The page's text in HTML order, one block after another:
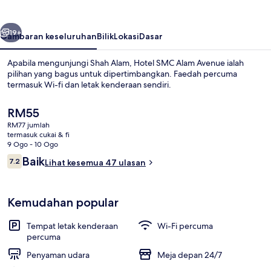
Meja sambut tetamu
Seterusnya
19+
Gambaran keseluruhanBilikLokasiDasar
Apabila mengunjungi Shah Alam, Hotel SMC Alam Avenue ialah
pilihan yang bagus untuk dipertimbangkan. Faedah percuma
termasuk Wi-fi dan letak kenderaan sendiri.
Harga
semasa
ialah
RM55
RM55
RM77 jumlah
termasuk cukai & fi
9 Ogo - 10 Ogo
Ulasan
7.27.2 daripada 10
BaikLihat kesemua 47 ulasan
Kemudahan popular
Tempat letak kenderaan
percuma
Wi-Fi percuma
Penyaman udara
Meja depan 24/7